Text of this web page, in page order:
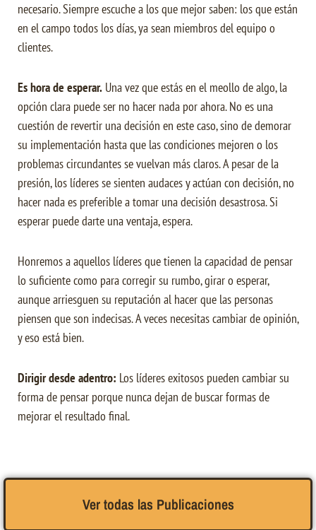
necesario.Siempre escuche a los que mejor saben: los que están
en el campo todos los días, ya sean miembros del equipo o
clientes.
Es hora de esperar. Una vez que estás en el meollo de algo, la
opción clara puede ser no hacer nada por ahora. No es una
cuestión de revertir una decisión en este caso, sino de demorar
su implementación hasta que las condiciones mejoren o los
problemas circundantes se vuelvan más claros.A pesar de la
presión, los líderes se sienten audaces y actúan con decisión, no
hacer nada es preferible a tomar una decisión desastrosa.Si
esperar puede darte una ventaja, espera.
Honremos a aquellos líderes que tienen la capacidad de pensar
lo suficiente como para corregir su rumbo, girar o esperar,
aunque arriesguen su reputación al hacer que las personas
piensen que son indecisas.A veces necesitas cambiar de opinión,
y eso está bien.
Dirigir desde adentro: Los líderes exitosos pueden cambiar su
forma de pensar porque nunca dejan de buscar formas de
mejorar el resultado final.
Ver todas las Publicaciones